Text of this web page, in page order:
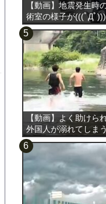
【動画】地震発生時
術室の様子が(((ﾟДﾟ)))
【動画】よく助けら
外国人が溺れてしま